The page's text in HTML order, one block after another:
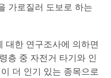
가로질러 도보로 하는
대한 연구조사에 의하면
층 중 자전거 타기와 인
더 인기 있는 종목으로